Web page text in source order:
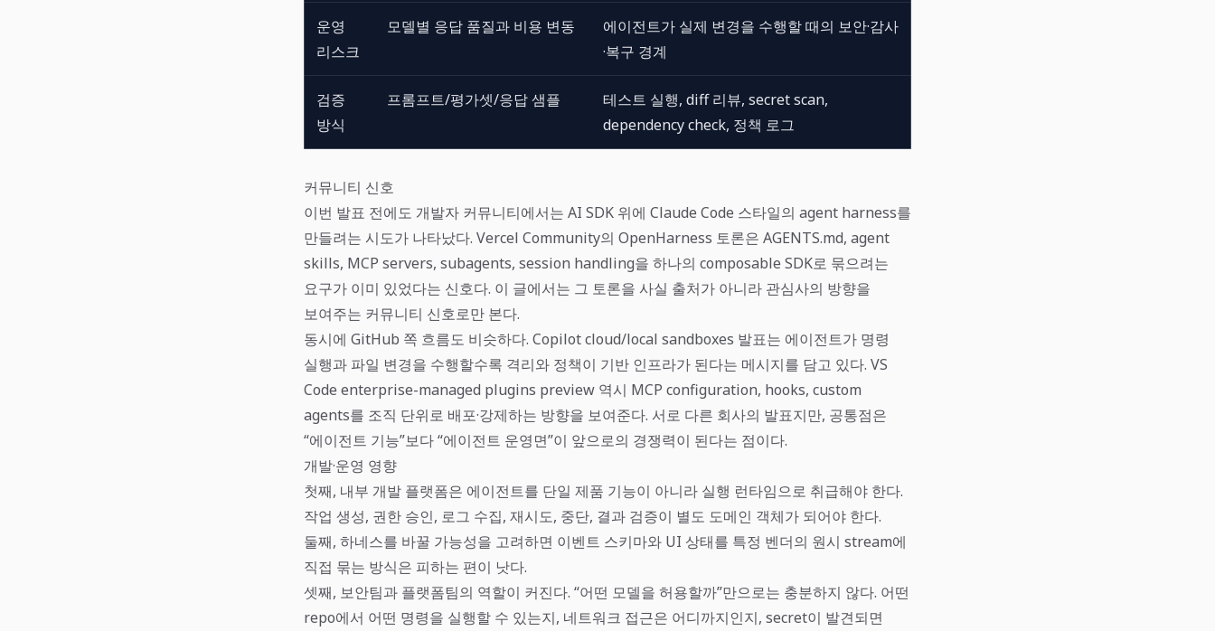
운영
리스크
모델별 응답 품질과 비용 변동
에이전트가 실제 변경을 수행할 때의 보안·감사
·복구 경계
검증
방식
프롬프트/평가셋/응답 샘플
테스트 실행, diff 리뷰, secret scan,
dependency check, 정책 로그
커뮤니티 신호
이번 발표 전에도 개발자 커뮤니티에서는 AI SDK 위에 Claude Code 스타일의 agent harness를
만들려는 시도가 나타났다. Vercel Community의 OpenHarness 토론은 AGENTS.md, agent
skills, MCP servers, subagents, session handling을 하나의 composable SDK로 묶으려는
요구가 이미 있었다는 신호다. 이 글에서는 그 토론을 사실 출처가 아니라 관심사의 방향을
보여주는 커뮤니티 신호로만 본다.
동시에 GitHub 쪽 흐름도 비슷하다. Copilot cloud/local sandboxes 발표는 에이전트가 명령
실행과 파일 변경을 수행할수록 격리와 정책이 기반 인프라가 된다는 메시지를 담고 있다. VS
Code enterprise-managed plugins preview 역시 MCP configuration, hooks, custom
agents를 조직 단위로 배포·강제하는 방향을 보여준다. 서로 다른 회사의 발표지만, 공통점은
“에이전트 기능”보다 “에이전트 운영면”이 앞으로의 경쟁력이 된다는 점이다.
개발·운영 영향
첫째, 내부 개발 플랫폼은 에이전트를 단일 제품 기능이 아니라 실행 런타임으로 취급해야 한다.
작업 생성, 권한 승인, 로그 수집, 재시도, 중단, 결과 검증이 별도 도메인 객체가 되어야 한다.
둘째, 하네스를 바꿀 가능성을 고려하면 이벤트 스키마와 UI 상태를 특정 벤더의 원시 stream에
직접 묶는 방식은 피하는 편이 낫다.
셋째, 보안팀과 플랫폼팀의 역할이 커진다. “어떤 모델을 허용할까”만으로는 충분하지 않다. 어떤
repo에서 어떤 명령을 실행할 수 있는지, 네트워크 접근은 어디까지인지, secret이 발견되면